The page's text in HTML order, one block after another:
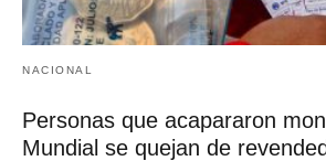
NACIONAL
Personas que acapararon
Mundial se quejan de